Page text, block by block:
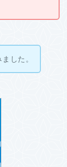
した。